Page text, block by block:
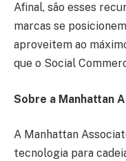
Afinal, são esses
marcas se
aproveitem ao
que o Social
Sobre a Manhattan
A Manhattan
tecnologia para